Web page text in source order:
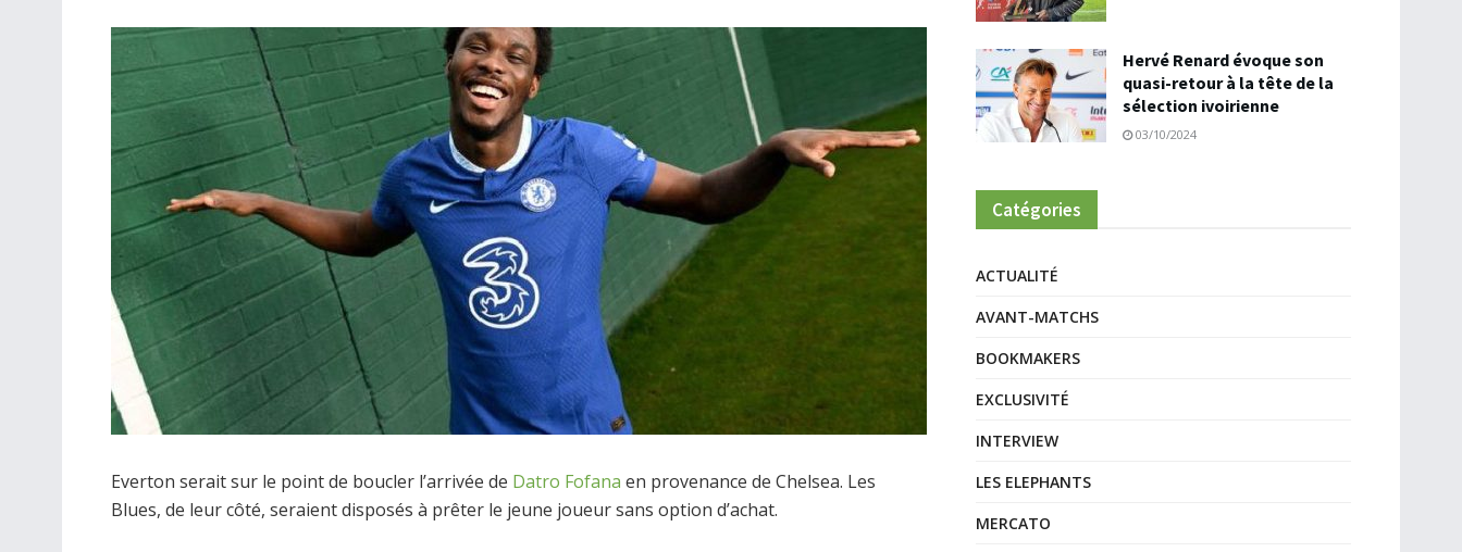
Everton serait sur le point de boucler l’arrivée de Datro Fofana en provenance de Chelsea. Les
Blues, de leur côté, seraient disposés à prêter le jeune joueur sans option d’achat.
Hervé Renard évoque son
quasi-retour à la tête de la
sélection ivoirienne
03/10/2024
Catégories
ACTUALITÉ
AVANT-MATCHS
BOOKMAKERS
EXCLUSIVITÉ
INTERVIEW
LES ELEPHANTS
MERCATO